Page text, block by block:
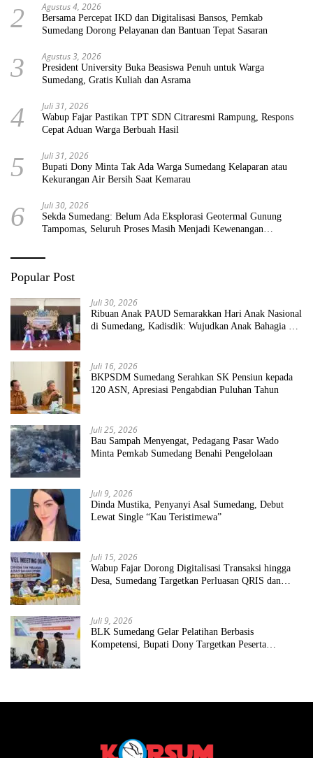
2 Agustus 4, 2026
Bersama Percepat IKD dan Digitalisasi Bansos, Pemkab
Sumedang Dorong Pelayanan dan Bantuan Tepat Sasaran
3 Agustus 3, 2026
President University Buka Beasiswa Penuh untuk Warga
Sumedang, Gratis Kuliah dan Asrama
4 Juli 31, 2026
Wabup Fajar Pastikan TPT SDN Citraresmi Rampung, Respons
Cepat Aduan Warga Berbuah Hasil
5 Juli 31, 2026
Bupati Dony Minta Tak Ada Warga Sumedang Kelaparan atau
Kekurangan Air Bersih Saat Kemarau
6 Juli 30, 2026
Sekda Sumedang: Belum Ada Eksplorasi Geotermal Gunung
Tampomas, Seluruh Proses Masih Menjadi Kewenangan
Popular Post
Juli 30, 2026
Ribuan Anak PAUD Semarakkan Hari Anak Nasional
di Sumedang, Kadisdik: Wujudkan Anak Bahagia dan
Juli 16, 2026
BKPSDM Sumedang Serahkan SK Pensiun kepada
120 ASN, Apresiasi Pengabdian Puluhan Tahun
Juli 25, 2026
Bau Sampah Menyengat, Pedagang Pasar Wado
Minta Pemkab Sumedang Benahi Pengelolaan
Juli 9, 2026
Dinda Mustika, Penyanyi Asal Sumedang, Debut
Lewat Single “Kau Teristimewa”
Juli 15, 2026
Wabup Fajar Dorong Digitalisasi Transaksi hingga
Desa, Sumedang Targetkan Perluasan QRIS dan
Juli 9, 2026
BLK Sumedang Gelar Pelatihan Berbasis
Kompetensi, Bupati Dony Targetkan Peserta